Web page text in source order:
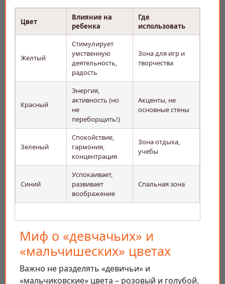
Цвет
Влияние на
ребенка
Где
использовать
Желтый
Стимулирует
умственную
деятельность,
радость
Зона для игр и
творчества
Красный
Энергия,
активность (но
не
переборщить!)
Акценты, не
основные стены
Зеленый
Спокойствие,
гармония,
концентрация
Зона отдыха,
учебы
Синий
Успокаивает,
развивает
воображение
Спальная зона
Миф о «девчачьих» и
«мальчишеских» цветах
Важно не разделять «девичьи» и
«мальчиковские» цвета – розовый и голубой.